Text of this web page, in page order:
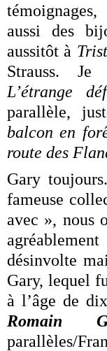
aussi des
aussitôt à
Strauss.
L’étrange
parallèle,
balcon en
route des
Gary
fameuse
avec », nous
désinvolte
Gary, lequel
à l’âge de
Romain
parallèles/